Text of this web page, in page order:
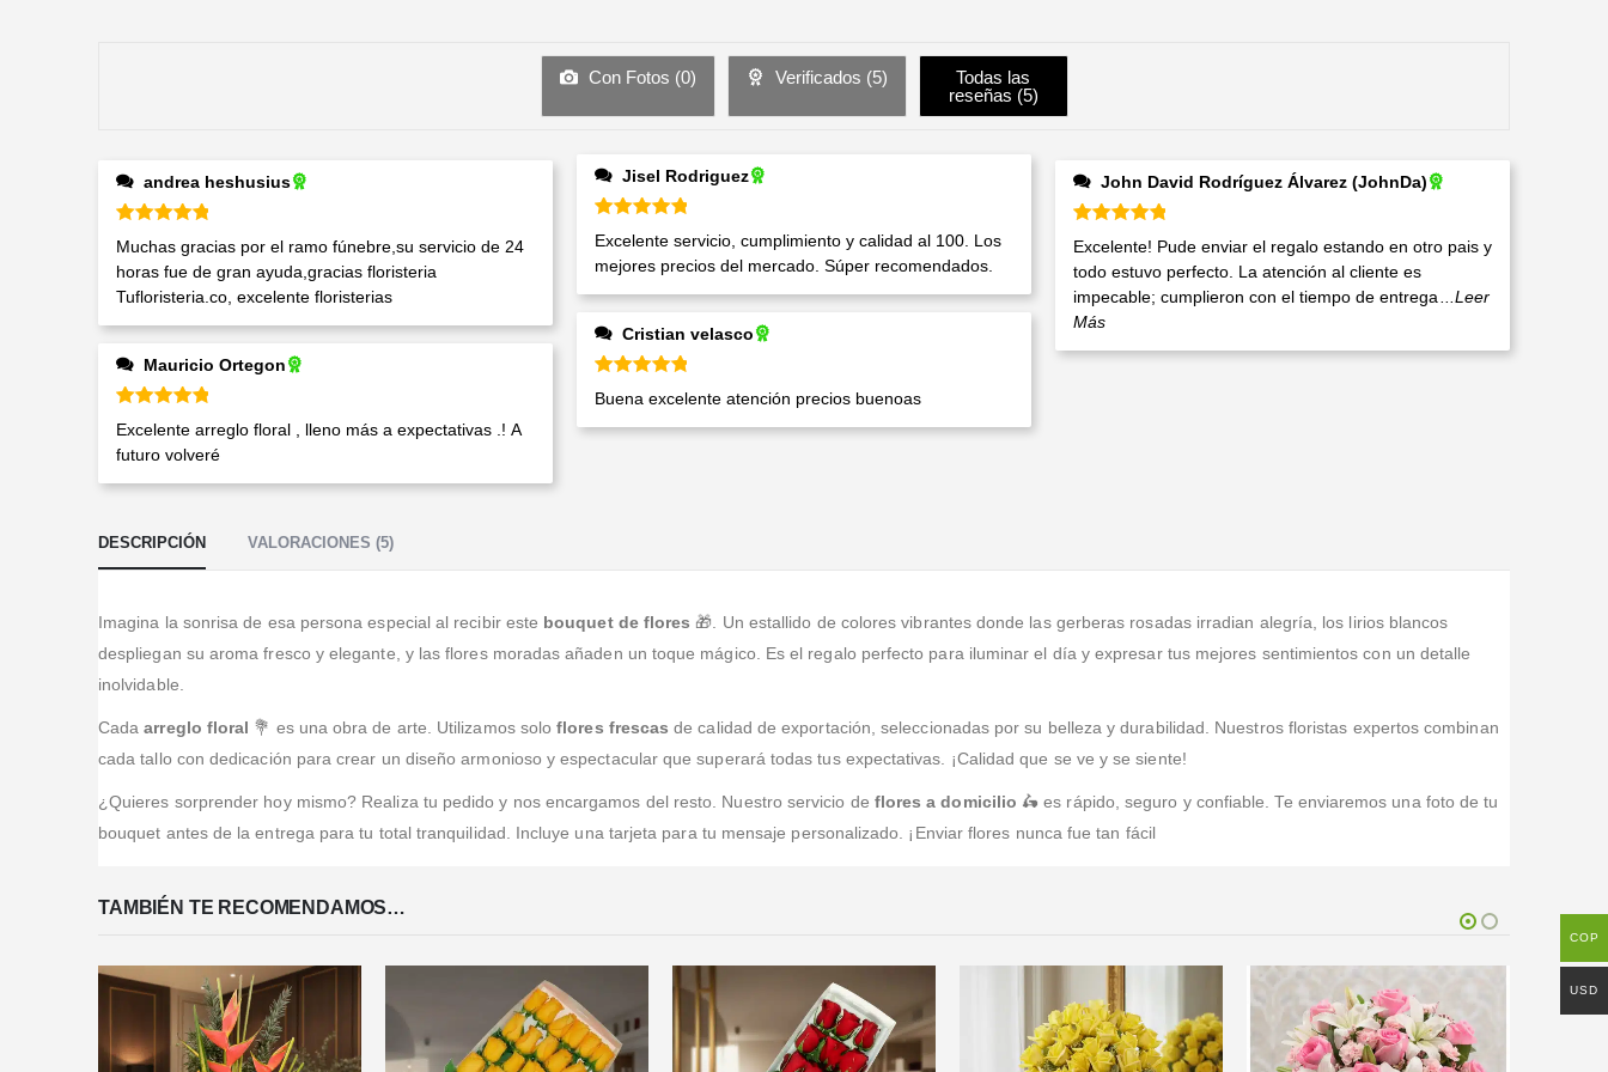
Con Fotos (0) Verificados (5)
Todas las
reseñas (5)
andrea heshusius
Muchas gracias por el ramo fúnebre,su servicio de 24
horas fue de gran ayuda,gracias floristeria
Tufloristeria.co, excelente floristerias
Mauricio Ortegon
Excelente arreglo floral , lleno más a expectativas .! A
futuro volveré
Jisel Rodriguez
Excelente servicio, cumplimiento y calidad al 100. Los
mejores precios del mercado. Súper recomendados.
Cristian velasco
Buena excelente atención precios buenoas
John David Rodríguez Álvarez (JohnDa)
Excelente! Pude enviar el regalo estando en otro pais y
todo estuvo perfecto. La atención al cliente es
impecable; cumplieron con el tiempo de entrega
...Leer
Más
DESCRIPCIÓN VALORACIONES (5)
Imagina la sonrisa de esa persona especial al recibir este bouquet de flores 🎁. Un estallido de colores vibrantes donde las gerberas rosadas irradian alegría, los lirios blancos
despliegan su aroma fresco y elegante, y las flores moradas añaden un toque mágico. Es el regalo perfecto para iluminar el día y expresar tus mejores sentimientos con un detalle
inolvidable.
Cadaarreglo floral 💐 es una obra de arte. Utilizamos soloflores frescas de calidad de exportación, seleccionadas por su belleza y durabilidad. Nuestros floristas expertos combinan
cada tallo con dedicación para crear un diseño armonioso y espectacular que superará todas tus expectativas. ¡Calidad que se ve y se siente!
¿Quieres sorprender hoy mismo? Realiza tu pedido y nos encargamos del resto. Nuestro servicio de flores a domicilio 🛵 es rápido, seguro y confiable. Te enviaremos una foto de tu
bouquet antes de la entrega para tu total tranquilidad. Incluye una tarjeta para tu mensaje personalizado. ¡Enviar flores nunca fue tan fácil
TAMBIÉN TE RECOMENDAMOS…
COP
USD